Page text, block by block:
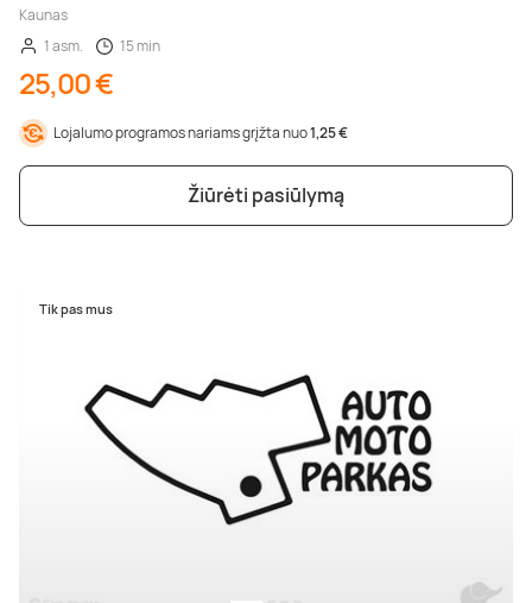
Kaunas
1 asm.
15 min
25,00 €
Lojalumo programos nariams grįžta nuo1,25 €
Žiūrėti pasiūlymą
Tik pas mus